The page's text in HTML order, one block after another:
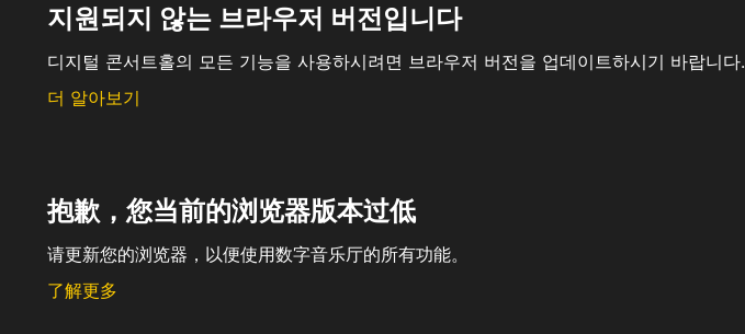
지원되지 않는 브라우저 버전입니다
디지털 콘서트홀의 모든 기능을 사용하시려면 브라우저 버전을 업데이트하시기 바랍니다.
더 알아보기
抱歉，您当前的浏览器版本过低
请更新您的浏览器，以便使用数字音乐厅的所有功能。
了解更多